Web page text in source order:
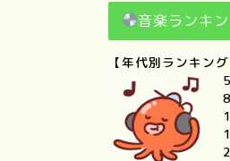
音楽ランキ
【年代別ランキング